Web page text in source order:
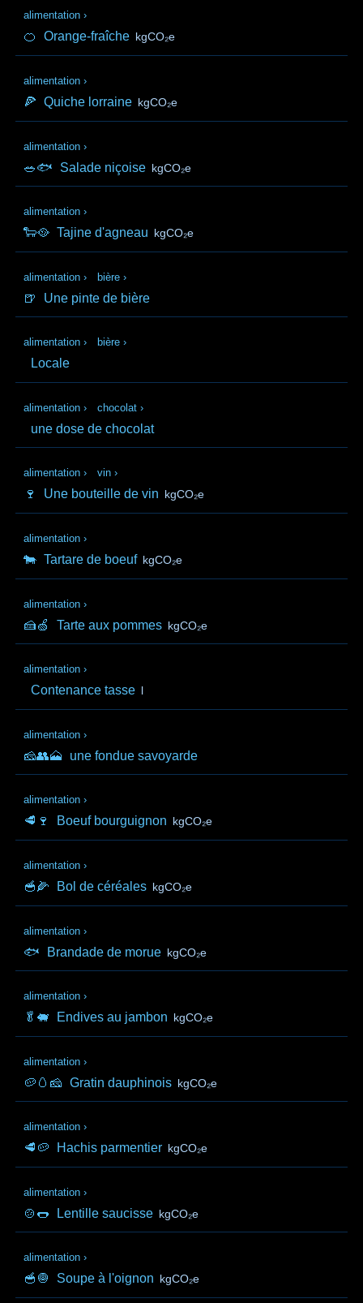
alimentation ›
🍊 Orange-fraîche kgCO₂e
alimentation ›
🍕 Quiche lorraine kgCO₂e
alimentation ›
🥗🐟 Salade niçoise kgCO₂e
alimentation ›
🐑🥘 Tajine d'agneau kgCO₂e
alimentation › bière ›
🍺 Une pinte de bière
alimentation › bière ›
Locale
alimentation › chocolat ›
une dose de chocolat
alimentation › vin ›
🍷 Une bouteille de vin kgCO₂e
alimentation ›
🐄 Tartare de boeuf kgCO₂e
alimentation ›
🍰🍏 Tarte aux pommes kgCO₂e
alimentation ›
Contenance tasse l
alimentation ›
🧀👥🗻 une fondue savoyarde
alimentation ›
🥩🍷 Boeuf bourguignon kgCO₂e
alimentation ›
🥣🌽 Bol de céréales kgCO₂e
alimentation ›
🐟 Brandade de morue kgCO₂e
alimentation ›
🥬🐖 Endives au jambon kgCO₂e
alimentation ›
🥔🥚🧀 Gratin dauphinois kgCO₂e
alimentation ›
🥩🥔 Hachis parmentier kgCO₂e
alimentation ›
🍲🌭 Lentille saucisse kgCO₂e
alimentation ›
🥣🧅 Soupe à l'oignon kgCO₂e